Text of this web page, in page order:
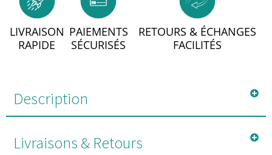
LIVRAISON
RAPIDE
PAIEMENTS
SÉCURISÉS
RETOURS & ÉCHANGES
FACILITÉS
Description
Livraisons & Retours